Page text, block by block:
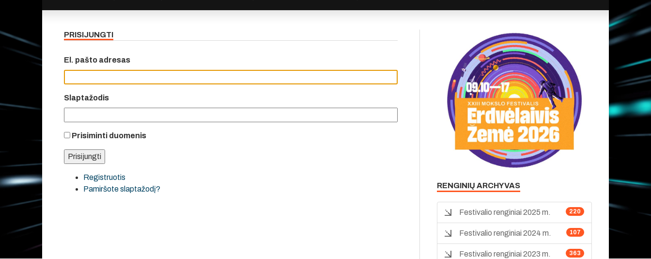
PRISIJUNGTI
El. pašto adresas
Slaptažodis
Prisiminti duomenis
Registruotis
Pamiršote slaptažodį?
RENGINIŲ ARCHYVAS
220
Festivalio renginiai 2025 m.
107
Festivalio renginiai 2024 m.
363
Festivalio renginiai 2023 m.